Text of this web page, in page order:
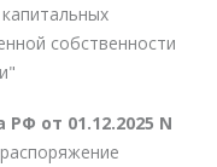
собственности
от 01.12.2025 N